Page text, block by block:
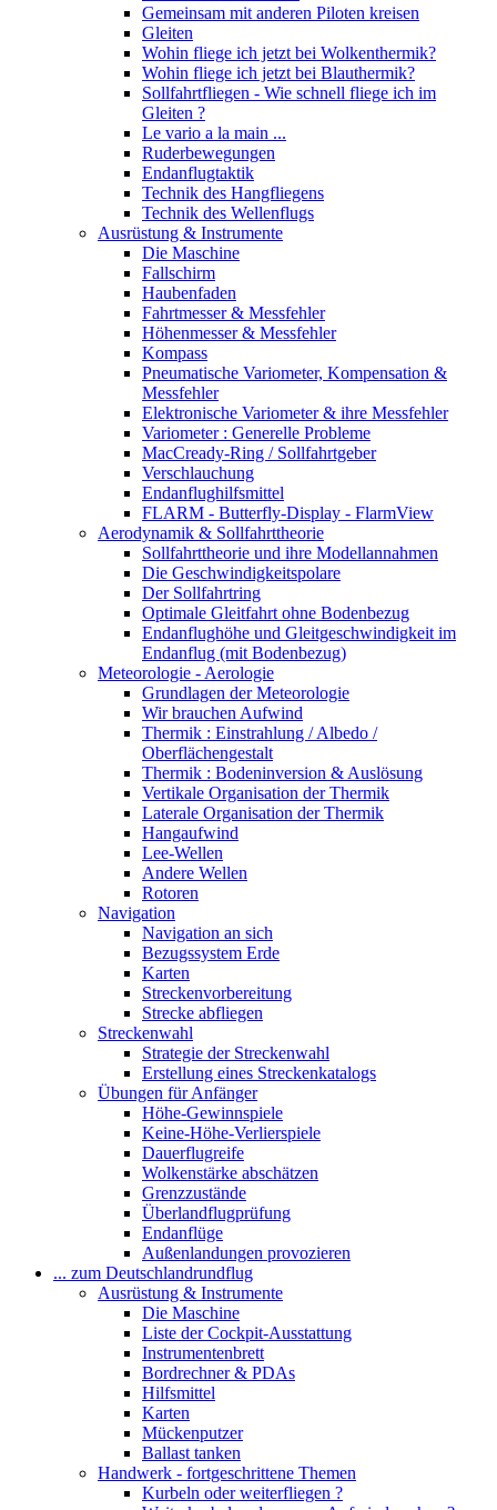
Gemeinsam mit anderen Piloten kreisen
Gleiten
Wohin fliege ich jetzt bei Wolkenthermik?
Wohin fliege ich jetzt bei Blauthermik?
Sollfahrtfliegen - Wie schnell fliege ich im
Gleiten ?
Le vario a la main ...
Ruderbewegungen
Endanflugtaktik
Technik des Hangfliegens
Technik des Wellenflugs
Ausrüstung & Instrumente
Die Maschine
Fallschirm
Haubenfaden
Fahrtmesser & Messfehler
Höhenmesser & Messfehler
Kompass
Pneumatische Variometer, Kompensation &
Messfehler
Elektronische Variometer & ihre Messfehler
Variometer : Generelle Probleme
MacCready-Ring / Sollfahrtgeber
Verschlauchung
Endanflughilfsmittel
FLARM - Butterfly-Display - FlarmView
Aerodynamik & Sollfahrttheorie
Sollfahrttheorie und ihre Modellannahmen
Die Geschwindigkeitspolare
Der Sollfahrtring
Optimale Gleitfahrt ohne Bodenbezug
Endanflughöhe und Gleitgeschwindigkeit im
Endanflug (mit Bodenbezug)
Meteorologie - Aerologie
Grundlagen der Meteorologie
Wir brauchen Aufwind
Thermik : Einstrahlung / Albedo /
Oberflächengestalt
Thermik : Bodeninversion & Auslösung
Vertikale Organisation der Thermik
Laterale Organisation der Thermik
Hangaufwind
Lee-Wellen
Andere Wellen
Rotoren
Navigation
Navigation an sich
Bezugssystem Erde
Karten
Streckenvorbereitung
Strecke abfliegen
Streckenwahl
Strategie der Streckenwahl
Erstellung eines Streckenkatalogs
Übungen für Anfänger
Höhe-Gewinnspiele
Keine-Höhe-Verlierspiele
Dauerflugreife
Wolkenstärke abschätzen
Grenzzustände
Überlandflugprüfung
Endanflüge
Außenlandungen provozieren
... zum Deutschlandrundflug
Ausrüstung & Instrumente
Die Maschine
Liste der Cockpit-Ausstattung
Instrumentenbrett
Bordrechner & PDAs
Hilfsmittel
Karten
Mückenputzer
Ballast tanken
Handwerk - fortgeschrittene Themen
Kurbeln oder weiterfliegen ?